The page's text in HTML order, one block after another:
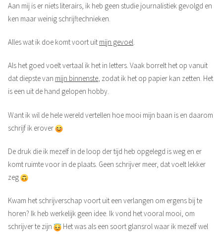
Aan mij is er niets literairs, ik heb geen studie journalistiek gevolgd en
ken maar weinig schrijftechnieken.
Alles wat ik doe komt voort uit mijn gevoel.
Als het goed voelt vertaal ik het in letters. Vaak borrelt het op vanuit
dat diepste van mijn binnenste, zodat ik het op papier kan zetten. Het
is een uit de hand gelopen hobby.
Want ik wil de hele wereld vertellen hoe mooi mijn baan is en daarom
schrijf ik erover
De druk die ik mezelf in de loop der tijd heb opgelegd is weg en er
komt ruimte voor in de plaats. Geen schrijver meer, dat voelt lekker
zeg
Kwam het schrijverschap voort uit een verlangen om ergens bij te
horen? Ik heb werkelijk geen idee. Ik vond het vooral mooi, om
schrijver te zijn
Het was als een soort glansrol waar ik mezelf wel